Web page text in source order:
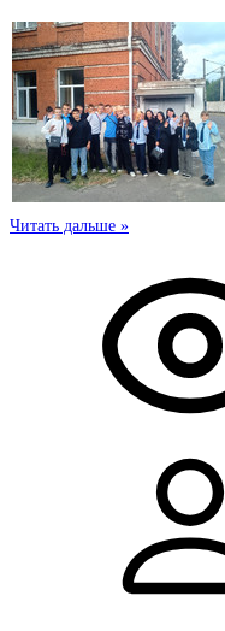
Читать дальше »